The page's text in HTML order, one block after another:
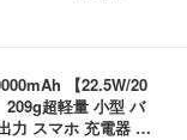
【22.5W/20
209g超軽量 小型 バ
力 スマホ 充電器 LC